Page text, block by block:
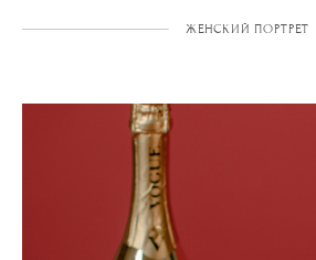
ЖЕНСКИЙ ПОРТРЕТ